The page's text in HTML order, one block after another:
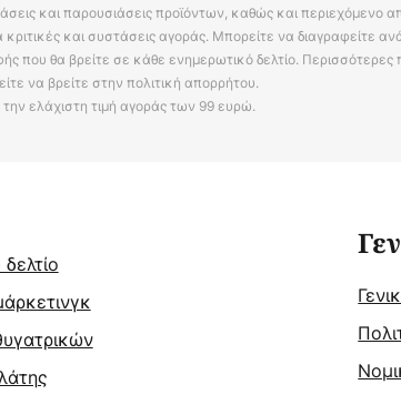
και παρουσιάσεις προϊόντων, καθώς και περιεχόμενο
και συστάσεις αγοράς. Μπορείτε να διαγραφείτε
που θα βρείτε σε κάθε ενημερωτικό δελτίο. Περισσότερες
να βρείτε στην πολιτική απορρήτου.
ελάχιστη τιμή αγοράς των 99 ευρώ.